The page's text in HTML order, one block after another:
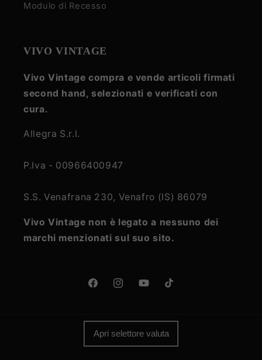
Modulo di Recesso
VIVO VINTAGE
Vivo Vintage compra e vende articoli firmati
second hand, selezionati e verificati con
cura.
Allegra S.r.l.
P.Iva - 00966400947
S.S. Venafrana 230, Venafro (IS) 86079
Vivo Vintage non è legato a nessuno dei
marchi menzionati sul suo sito.
FacebookInstagramYouTubeTikTok
Apri selettore valuta